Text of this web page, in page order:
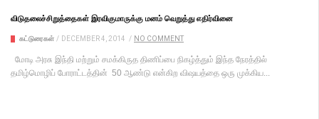
விடுதலைச்சிறுத்தைகள் இரவிகுமாருக்கு மனம் வெறுத்து எதிர்வினை
கட்டுரைகள் / DECEMBER 4, 2014 / NO COMMENT
மோடி அரசு இந்தி மற்றும் சமக்கிருத திணிப்பை நிகழ்த்தும் இந்த நேரத்தில்
தமிழ்மொழிப் போராட்டத்தின் 50 ஆண்டு என்கிற விஷயத்தை ஒரு முக்கிய...